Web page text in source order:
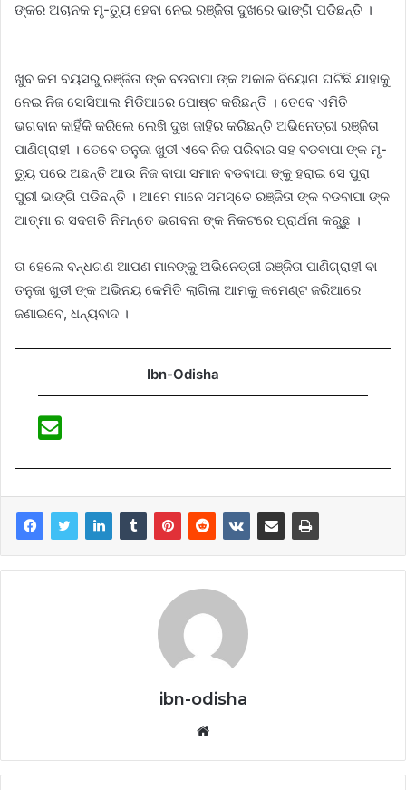
ଙ୍କର ଅଚାନକ ମୃ-ତ୍ୟୁ ହେବା ନେଇ ରଞ୍ଜିତା ଦୁଖରେ ଭାଙ୍ଗି ପଡିଛନ୍ତି ।
ଖୁବ କମ ବୟସରୁ ରଞ୍ଜିତା ଙ୍କ ବଡବାପା ଙ୍କ ଅକାଳ ବିୟୋଗ ଘଟିଛି ଯାହାକୁ
ନେଇ ନିଜ ସୋସିଆଲ ମିଡିଆରେ ପୋଷ୍ଟ କରିଛନ୍ତି । ତେବେ ଏମିତି
ଭଗବାନ କାହିଁକି କରିଲେ ଲେଖି ଦୁଖ ଜାହିର କରିଛନ୍ତି ଅଭିନେତ୍ରୀ ରଞ୍ଜିତା
ପାଣିଗ୍ରାହୀ । ତେବେ ତନୁଜା ଖୁଡୀ ଏବେ ନିଜ ପରିବାର ସହ ବଡବାପା ଙ୍କ ମୃ-
ତ୍ୟୁ ପରେ ଅଛନ୍ତି ଆଉ ନିଜ ବାପା ସମାନ ବଡବାପା ଙ୍କୁ ହରାଇ ସେ ପୁରା
ପୁରୀ ଭାଙ୍ଗି ପଡିଛନ୍ତି । ଆମେ ମାନେ ସମସ୍ତେ ରଞ୍ଜିତା ଙ୍କ ବଡବାପା ଙ୍କ
ଆତ୍ମା ର ସଦଗତି ନିମନ୍ତେ ଭଗବନା ଙ୍କ ନିକଟରେ ପ୍ରାର୍ଥନା କରୁଛୁ ।
ତା ହେଲେ ବନ୍ଧଗଣ ଆପଣ ମାନଙ୍କୁ ଅଭିନେତ୍ରୀ ରଞ୍ଜିତା ପାଣିଗ୍ରାହୀ ବା
ତନୁଜା ଖୁଡୀ ଙ୍କ ଅଭିନୟ କେମିତି ଲାଗିଲା ଆମକୁ କମେଣ୍ଟ ଜରିଆରେ
ଜଣାଇବେ, ଧନ୍ୟବାଦ ।
Ibn-Odisha
ibn-odisha
Website